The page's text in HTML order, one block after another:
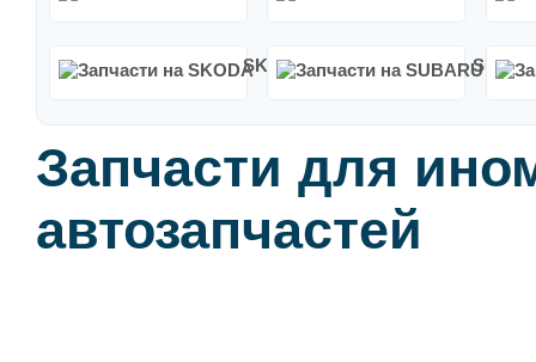
SKODA
Запчасти для
автозапчастей